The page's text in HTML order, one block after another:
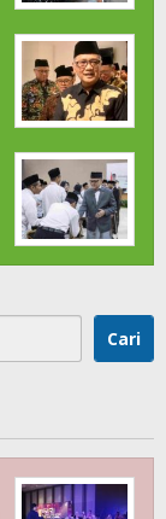
Cari